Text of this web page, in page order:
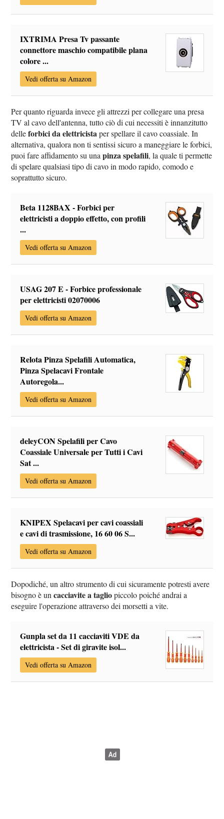
IXTRIMA Presa Tv passante
connettore maschio compatibile plana
colore ...
Vedi offerta su Amazon
Per quanto riguarda invece gli attrezzi per collegare una presa
TV al cavo dell'antenna, tutto ciò di cui necessiti è innanzitutto
delleforbici da elettricistaper spellare il cavo coassiale. In
alternativa, qualora non ti sentissi sicuro a maneggiare le forbici,
puoi fare affidamento su unapinza spelafili, la quale ti permette
di spelare qualsiasi tipo di cavo in modo rapido, comodo e
soprattutto sicuro.
Beta 1128BAX - Forbici per
elettricisti a doppio effetto, con profili
...
Vedi offerta su Amazon
USAG 207 E - Forbice professionale
per elettricisti 02070006
Vedi offerta su Amazon
Relota Pinza Spelafili Automatica,
Pinza Spelacavi Frontale
Autoregola...
Vedi offerta su Amazon
deleyCON Spelafili per Cavo
Coassiale Universale per Tutti i Cavi
Sat ...
Vedi offerta su Amazon
KNIPEX Spelacavi per cavi coassiali
e cavi di trasmissione, 16 60 06 S...
Vedi offerta su Amazon
Dopodiché, un altro strumento di cui sicuramente potresti avere
bisogno è uncacciavite a tagliopiccolo poiché andrai a
eseguire l'operazione attraverso dei morsetti a vite.
Gunpla set da 11 cacciaviti VDE da
elettricista - Set di giravite isol...
Vedi offerta su Amazon